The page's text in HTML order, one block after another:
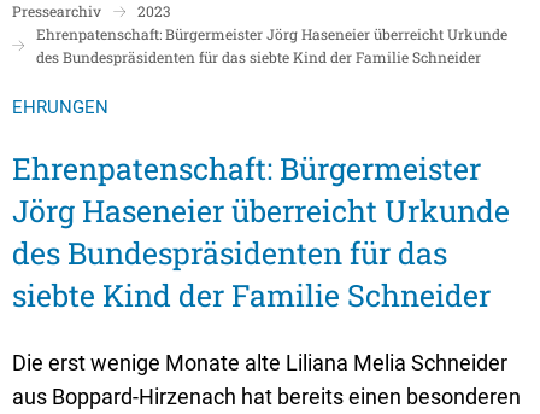
Mandatsträger/innen
Sitzungsbekanntmachungen
Sitzungstermine und Niederschriften
Textrecherche
Wahlergebnisse
Stadtentwicklung/Konzepte
Öffentliche Bekanntmachungen
Bauleitplanung
Straßenausbaupläne
Museum
Ukrainehilfe
Ortsbezirke
Freizeit, Kultur und Tourismus
Freibad
Stadthalle
Pressearchiv
2023
Ehrenpatenschaft: Bürgermeister Jörg Haseneier überreicht Urkunde
des Bundespräsidenten für das siebte Kind der Familie Schneider
EHRUNGEN
Ehrenpatenschaft: Bürgermeister
Jörg Haseneier überreicht Urkunde
des Bundespräsidenten für das
siebte Kind der Familie Schneider
Die erst wenige Monate alte Liliana Melia Schneider
aus Boppard-Hirzenach hat bereits einen besonderen